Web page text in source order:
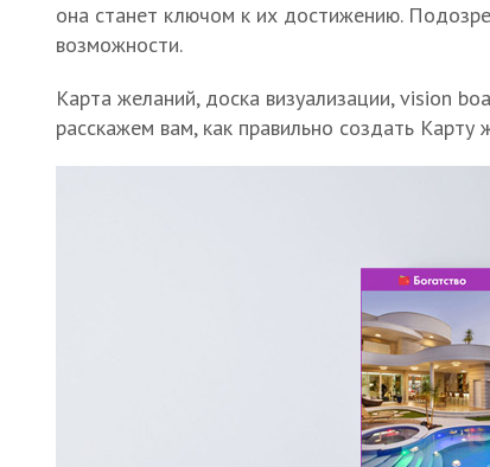
она станет ключом к их достижению.
возможности.
Карта желаний, доска визуализации, vision
расскажем вам, как правильно создать